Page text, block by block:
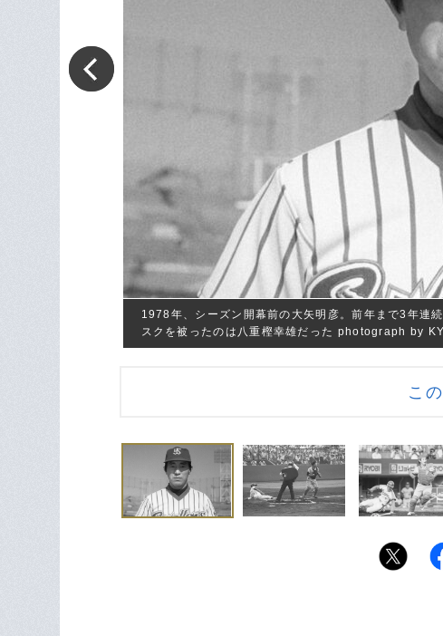
1978年、シーズン開幕前の大矢明彦。前年まで3年連
スクを被ったのは八重樫幸雄だった photograph by
こ